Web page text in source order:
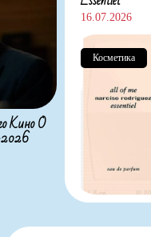
Кино О
16.07.2026
Косметика